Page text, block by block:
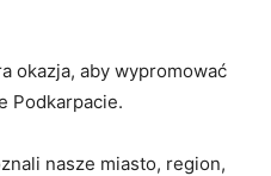
okazja, aby wypromować
Podkarpacie.
nasze miasto, region,